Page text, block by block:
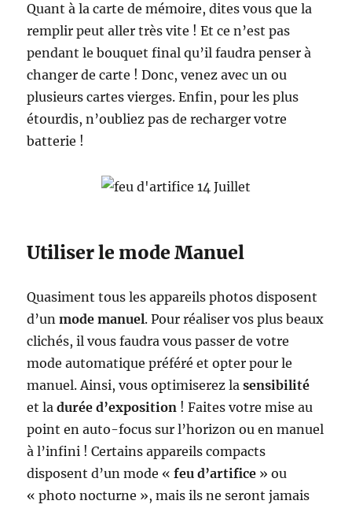
Quant à la carte de mémoire, dites vous que la
remplir peut aller très vite ! Et ce n’est pas
pendant le bouquet final qu’il faudra penser à
changer de carte ! Donc, venez avec un ou
plusieurs cartes vierges. Enfin, pour les plus
étourdis, n’oubliez pas de recharger votre
batterie !
Utiliser le mode Manuel
Quasiment tous les appareils photos disposent
d’unmode manuel. Pour réaliser vos plus beaux
clichés, il vous faudra vous passer de votre
mode automatique préféré et opter pour le
manuel. Ainsi, vous optimiserez lasensibilité
et ladurée d’exposition ! Faites votre mise au
point en auto-focus sur l’horizon ou en manuel
à l’infini ! Certains appareils compacts
disposent d’un mode «feu d’artifice » ou
« photo nocturne », mais ils ne seront jamais